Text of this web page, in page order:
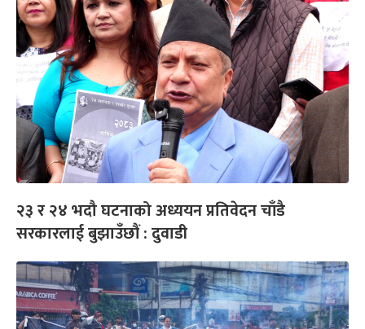
२३ र २४ भदौ घटनाको अध्ययन प्रतिवेदन चाँडै
सरकारलाई बुझाउँछौं : दुवाडी